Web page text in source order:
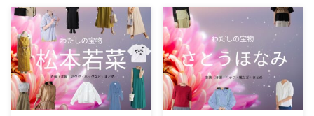
・石原さとみ
・広瀬アリス
・松本若菜
・永野芽郁
・波瑠